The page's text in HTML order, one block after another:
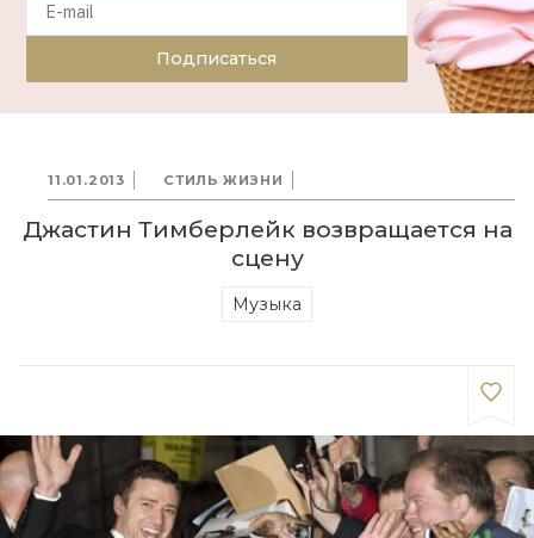
Подписаться
11.01.2013 СТИЛЬ ЖИЗНИ
Джастин Тимберлейк возвращается на
сцену
Музыка